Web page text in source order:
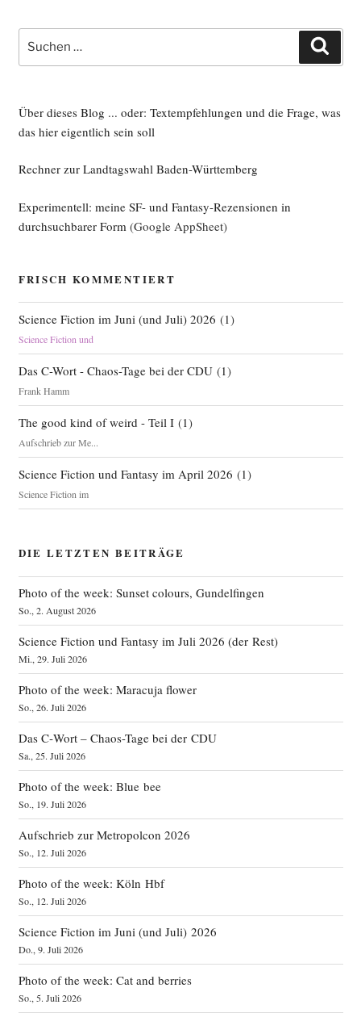
Suche
nach:
Über dieses Blog ... oder: Textempfehlungen und die Frage, was
das hier eigentlich sein soll
Rechner zur Landtagswahl Baden-Württemberg
Experimentell: meine SF- und Fantasy-Rezensionen in
durchsuchbarer Form (Google AppSheet)
FRISCH KOMMENTIERT
Science Fiction im Juni (und Juli) 2026 (1)
Science Fiction und
Das C-Wort - Chaos-Tage bei der CDU(1)
Frank Hamm
The good kind of weird - Teil I(1)
Aufschrieb zur Me...
Science Fiction und Fantasy im April 2026 (1)
Science Fiction im
DIE LETZTEN BEITRÄGE
Photo of the week: Sunset colours, Gundelfingen
So., 2. August 2026
Science Fiction und Fantasy im Juli 2026 (der Rest)
Mi., 29. Juli 2026
Photo of the week: Maracuja flower
So., 26. Juli 2026
Das C‑Wort – Chaos-Tage bei der CDU
Sa., 25. Juli 2026
Photo of the week: Blue bee
So., 19. Juli 2026
Aufschrieb zur Metropolcon 2026
So., 12. Juli 2026
Photo of the week: Köln Hbf
So., 12. Juli 2026
Science Fiction im Juni (und Juli) 2026
Do., 9. Juli 2026
Photo of the week: Cat and berries
So., 5. Juli 2026